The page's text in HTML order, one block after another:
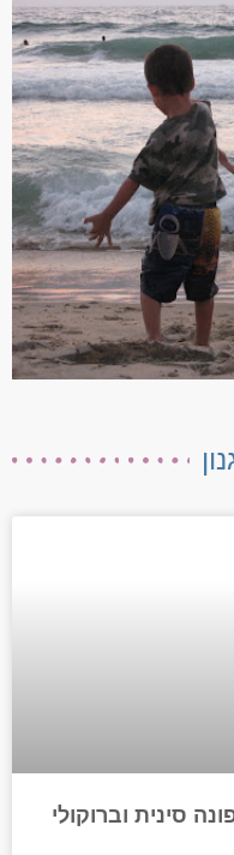
סינית וברוקולי